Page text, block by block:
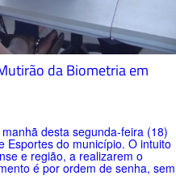
da Biometria em
desta segunda-feira (18)
Esportes do município. O intuito
e região, a realizarem o
é por ordem de senha, sem